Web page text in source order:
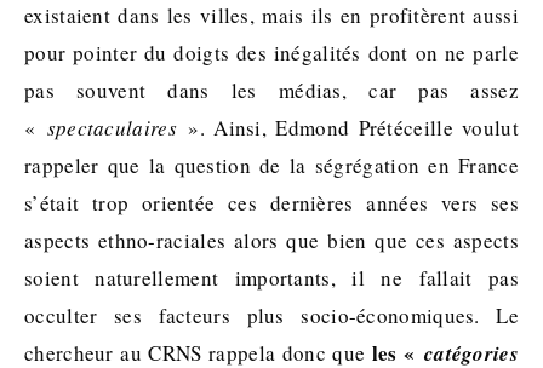
existaient dans les villes, mais ils en profitèrent aussi
pour pointer du doigts des inégalités dont on ne parle
pas souvent dans les médias, car pas assez
« spectaculaires». Ainsi, Edmond Prétéceille voulut
rappeler que la question de la ségrégation en France
s’était trop orientée ces dernières années vers ses
aspects ethno-raciales alors que bien que ces aspects
soient naturellement importants, il ne fallait pas
occulter ses facteurs plus socio-économiques. Le
chercheur au CRNS rappela donc que les « catégories